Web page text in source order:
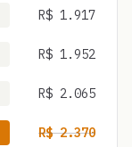
R$ 1.917
R$ 1.952
R$ 2.065
R$2.370